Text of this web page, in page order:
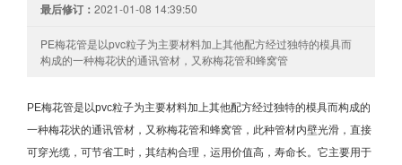
最后修订： 2021-01-08 14:39:50
PE梅花管是以pvc粒子为主要材料加上其他配方经过独特的模具而
构成的一种梅花状的通讯管材，又称梅花管和蜂窝管
PE梅花管是以pvc粒子为主要材料加上其他配方经过独特的模具而构成的
一种梅花状的通讯管材，又称梅花管和蜂窝管，此种管材内壁光滑，直接
可穿光缆，可节省工时，其结构合理，运用价值高，寿命长。它主要用于